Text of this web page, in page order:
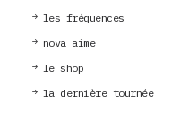
les fréquences
nova aime
le shop
la dernière tournée